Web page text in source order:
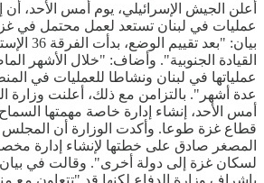
أعلن الجيش الإسرائيلي، يوم أمس الأحد،
عمليات في لبنان تستعد لعمل محتمل في
بيان:
القيادة الجنوبية". وأضاف: "خلال الأشهر
عملياتها في لبنان ونشاطا للعمليات في
عدة أشهر". بالتزامن مع ذلك، أعلنت وزارة
أمس الأحد، إنشاء إدارة خاصة مهمتها
قطاع غزة طوعا. وأكدت الوزارة أن المجلس
المصغر صادق على خطتها لإنشاء إدارة
لسكان غزة إلى دولة أخرى". وقالت في بيان